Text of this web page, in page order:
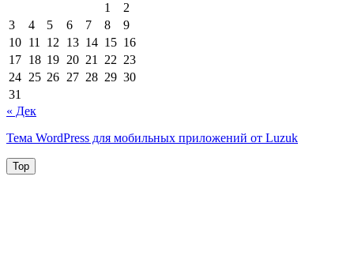
1
2
3
4 5 6 7 8
9
10 11 12 13 14 15 16
17 18 19 20 21 22 23
24 25 26 27 28 29 30
31
« Дек
Тема WordPress для мобильных приложений от Luzuk
Top